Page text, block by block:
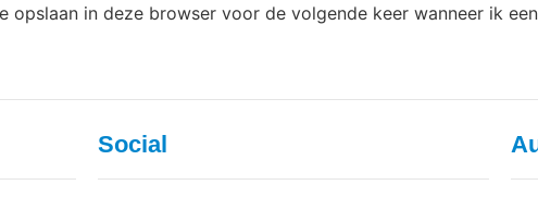
opslaan in deze browser voor de volgende keer wanneer ik
Social